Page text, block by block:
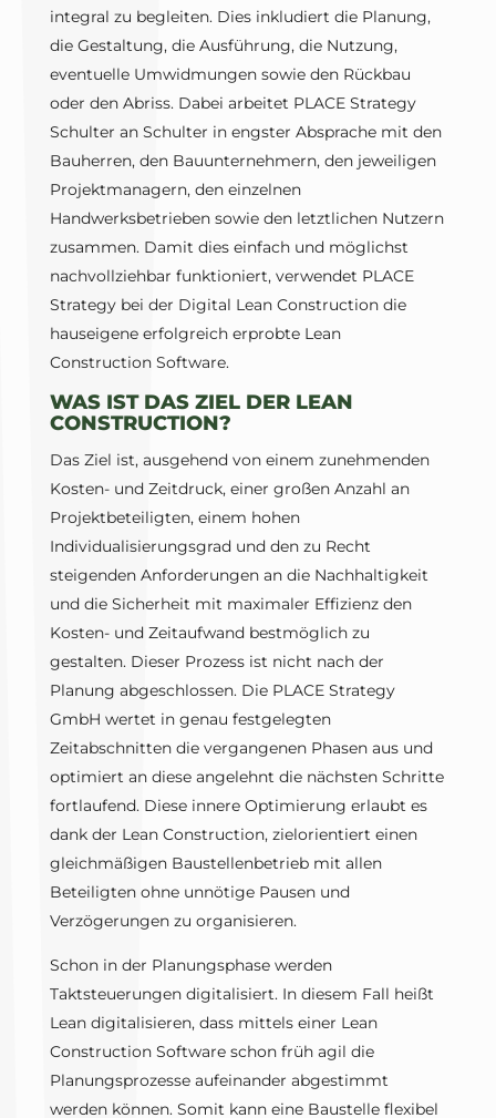
integral zu begleiten. Dies inkludiert die Planung,
die Gestaltung, die Ausführung, die Nutzung,
eventuelle Umwidmungen sowie den Rückbau
oder den Abriss. Dabei arbeitet PLACE Strategy
Schulter an Schulter in engster Absprache mit den
Bauherren, den Bauunternehmern, den jeweiligen
Projektmanagern, den einzelnen
Handwerksbetrieben sowie den letztlichen Nutzern
zusammen. Damit dies einfach und möglichst
nachvollziehbar funktioniert, verwendet PLACE
Strategy bei der Digital Lean Construction die
hauseigene erfolgreich erprobte Lean
Construction Software.
WAS IST DAS ZIEL DER LEAN
CONSTRUCTION?
Das Ziel ist, ausgehend von einem zunehmenden
Kosten- und Zeitdruck, einer großen Anzahl an
Projektbeteiligten, einem hohen
Individualisierungsgrad und den zu Recht
steigenden Anforderungen an die Nachhaltigkeit
und die Sicherheit mit maximaler Effizienz den
Kosten- und Zeitaufwand bestmöglich zu
gestalten. Dieser Prozess ist nicht nach der
Planung abgeschlossen. Die PLACE Strategy
GmbH wertet in genau festgelegten
Zeitabschnitten die vergangenen Phasen aus und
optimiert an diese angelehnt die nächsten Schritte
fortlaufend. Diese innere Optimierung erlaubt es
dank der Lean Construction, zielorientiert einen
gleichmäßigen Baustellenbetrieb mit allen
Beteiligten ohne unnötige Pausen und
Verzögerungen zu organisieren.
Schon in der Planungsphase werden
Taktsteuerungen digitalisiert. In diesem Fall heißt
Lean digitalisieren, dass mittels einer Lean
Construction Software schon früh agil die
Planungsprozesse aufeinander abgestimmt
werden können. Somit kann eine Baustelle flexibel